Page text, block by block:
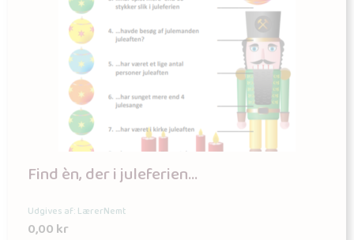
Find èn, der i juleferien…
Udgives af: LærerNemt
0,00kr